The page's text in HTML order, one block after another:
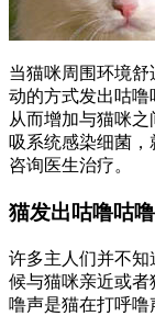
当猫咪周围环境
动的方式发出咕噜
从而增加与猫咪
吸系统感染细菌
咨询医生治疗。
猫发出咕噜咕
许多主人们并不
候与猫咪亲近或
噜声是猫在打呼